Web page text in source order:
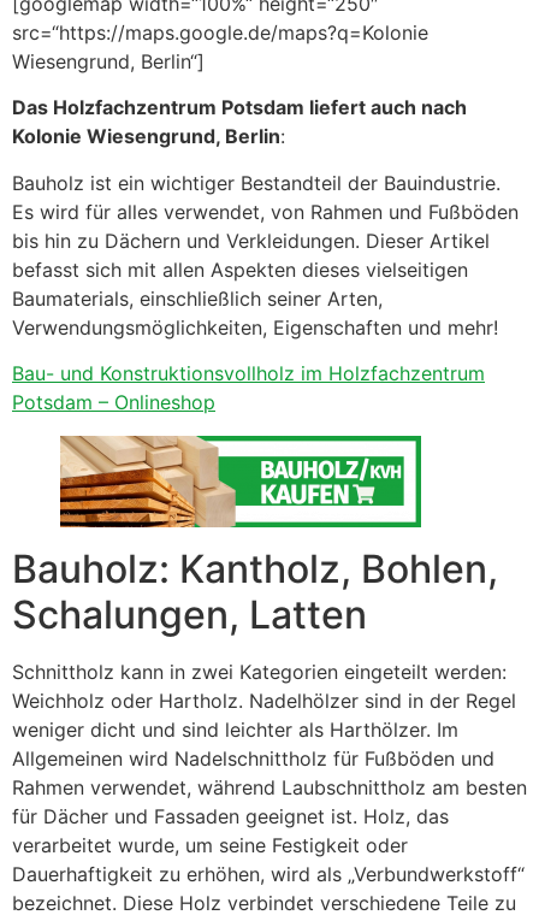
src=“https://maps.google.de/maps?q=Kolonie
Wiesengrund, Berlin“]
Das Holzfachzentrum Potsdam liefert auch nach
Kolonie Wiesengrund, Berlin:
Bauholz ist ein wichtiger Bestandteil der Bauindustrie.
Es wird für alles verwendet, von Rahmen und Fußböden
bis hin zu Dächern und Verkleidungen. Dieser Artikel
befasst sich mit allen Aspekten dieses vielseitigen
Baumaterials, einschließlich seiner Arten,
Verwendungsmöglichkeiten, Eigenschaften und mehr!
Bau- und Konstruktionsvollholz im Holzfachzentrum
Potsdam – Onlineshop
Bauholz: Kantholz, Bohlen,
Schalungen, Latten
Schnittholz kann in zwei Kategorien eingeteilt werden:
Weichholz oder Hartholz. Nadelhölzer sind in der Regel
weniger dicht und sind leichter als Harthölzer. Im
Allgemeinen wird Nadelschnittholz für Fußböden und
Rahmen verwendet, während Laubschnittholz am besten
für Dächer und Fassaden geeignet ist. Holz, das
verarbeitet wurde, um seine Festigkeit oder
Dauerhaftigkeit zu erhöhen, wird als „Verbundwerkstoff“
bezeichnet. Diese Holz verbindet verschiedene Teile zu